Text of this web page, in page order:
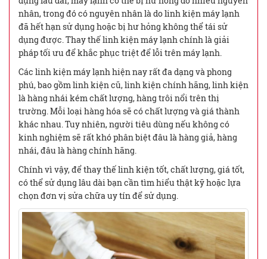
nhân, trong đó có nguyên nhân là do linh kiện máy lạnh
đã hết hạn sử dụng hoặc bị hư hỏng không thể tái sử
dụng được. Thay thế linh kiện máy lạnh chính là giải
pháp tối ưu để khắc phục triệt để lỗi trên máy lạnh.
Các linh kiện máy lạnh hiện nay rất đa dạng và phong
phú, bao gồm linh kiện cũ, linh kiện chính hãng, linh kiện
là hàng nhái kém chất lượng, hàng trôi nổi trên thị
trường. Mỗi loại hàng hóa sẽ có chất lượng và giá thành
khác nhau. Tuy nhiên, người tiêu dùng nếu không có
kinh nghiệm sẽ rất khó phân biệt đâu là hàng giả, hàng
nhái, đâu là hàng chính hãng.
Chính vì vậy, để thay thế linh kiện tốt, chất lượng, giá tốt,
có thể sử dụng lâu dài bạn cần tìm hiểu thật kỹ hoặc lựa
chọn đơn vị sửa chữa uy tín để sử dụng.